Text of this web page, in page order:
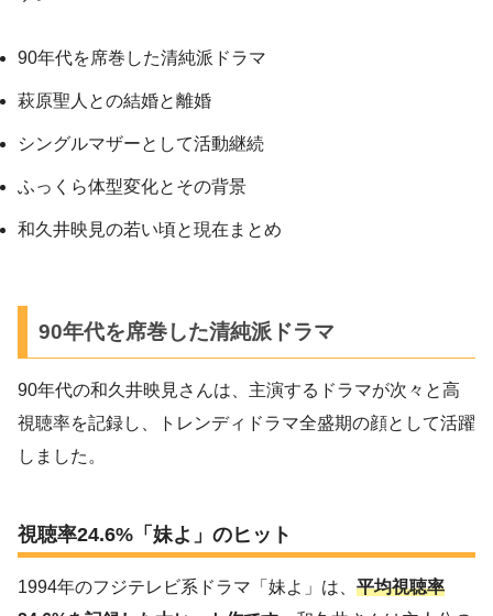
90年代を席巻した清純派ドラマ
萩原聖人との結婚と離婚
シングルマザーとして活動継続
ふっくら体型変化とその背景
和久井映見の若い頃と現在まとめ
90年代を席巻した清純派ドラマ
90年代の和久井映見さんは、主演するドラマが次々と高
視聴率を記録し、トレンディドラマ全盛期の顔として活躍
しました。
視聴率24.6%「妹よ」のヒット
1994年のフジテレビ系ドラマ「妹よ」は、 平均視聴率